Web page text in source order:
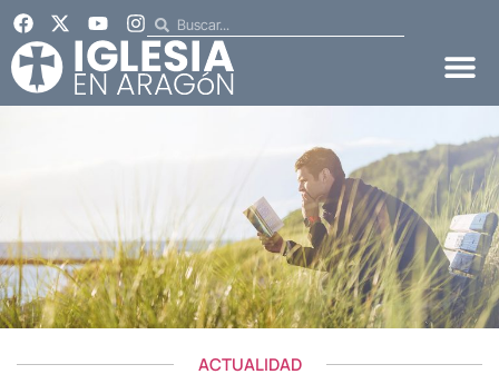
ACTUALIDAD